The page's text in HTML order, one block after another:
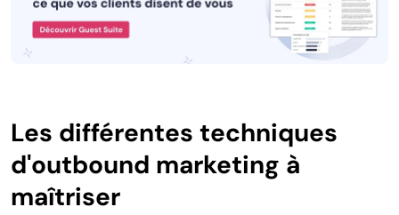
Les différentes techniques
d'outbound marketing à
maîtriser